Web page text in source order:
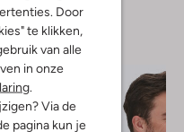
Door
te klikken,
van alle
in onze
Via de
pagina kun je